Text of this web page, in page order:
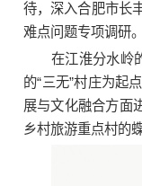
待，深入合肥市长
难点问题专项调研。
在江淮分水岭
的“三无”村庄为起
展与文化融合方面
乡村旅游重点村的蝶